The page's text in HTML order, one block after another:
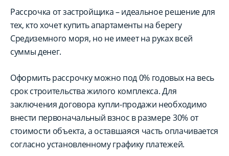
Рассрочка от застройщика – идеальное решение для
тех, кто хочет купить апартаменты на берегу
Средиземного моря, но не имеет на руках всей
суммы денег.
Оформить рассрочку можно под 0% годовых на весь
срок строительства жилого комплекса. Для
заключения договора купли-продажи необходимо
внести первоначальный взнос в размере 30% от
стоимости объекта, а оставшаяся часть оплачивается
согласно установленному графику платежей.